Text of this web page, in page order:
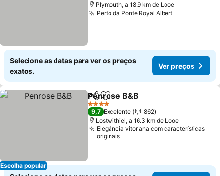
Plymouth, a 18.9 km de Looe
Perto da Ponte Royal Albert
Selecione as datas para ver os preços
exatos.
Ver preços
Escolha popular
PartilharAdicionar aos favoritos
Penrose B&B
4 Estrelas
9,7 Excelente
862
Lostwithiel, a 16.3 km de Looe
Elegância vitoriana com características
originais